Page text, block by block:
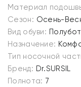
Материал
Сезон: Осень-
Вид обуви:
Назначение:
Тип носочной
Бренд: Dr.SURSIL
Полнота: 7